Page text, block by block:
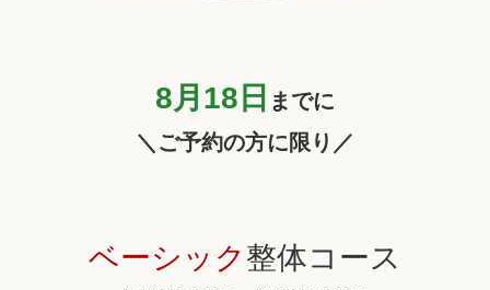
8月18 日 までに
＼ご予約の方に限り／
ベーシック 整体コース